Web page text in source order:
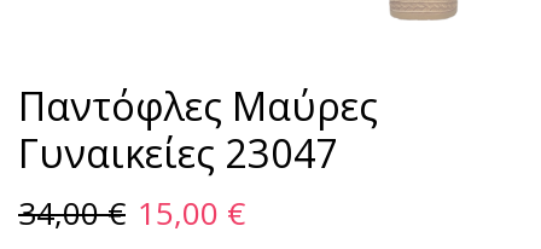
Παντόφλες Μαύρες
Γυναικείες 23047
34,00€ 15,00 €